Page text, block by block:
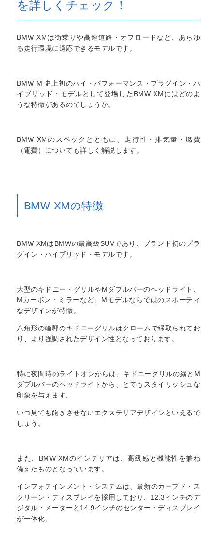
を詳しくチェック！
BMW XMは街乗りや高速道路・オフロードなど、あらゆ
る走行環境に適応できるモデルです。
BMW M 史上初のハイ・パフォーマンス・プラグイン・ハ
イブリッド・モデルとして登場したBMW XMにはどのよ
うな特徴があるのでしょうか。
BMW XMのスペックとともに、走行性・排気量・燃費
（電費）についても詳しく解説します。
BMW XMの特徴
BMW XMはBMWの最高級SUVであり、ブランド初のプラ
グイン・ハイブリッド・モデルです。
大型のキドニー・グリルやMダブルバーのヘッドライト、
Mカーボン・ミラーなど、Mモデルならではのスポーティ
なデザインが特徴。
八角形の輪郭のキドニーグリルはクロームで縁取られてお
り、より強調されたデザイン性となっております。
特に夜間時のライトオンからは、キドニーグリルの縁とM
ダブルバーのヘッドライトから、とてもスタイリッシュな
印象を与えます。
いつ見ても飽きさせないエクステリアデザインといえるで
しょう。
また、BMW XMのインテリアは、高級感と機能性を兼ね
備えたものとなっています。
インフォテインメント・システムは、最新のカーブド・ス
クリーン・ディスプレイを採用しており、12.3インチのデ
ジタル・メーターと14.9インチのセンター・ディスプレイ
が一体化。